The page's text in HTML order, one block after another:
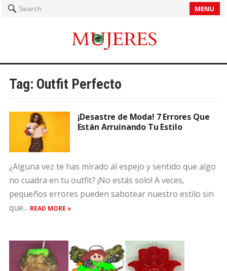
Search MENU
Tag: Outfit Perfecto
¡Desastre de Moda! 7 Errores Que
Están Arruinando Tu Estilo
¿Alguna vez te has mirado al espejo y sentido que algo
no cuadra en tu outfit? ¡No estás solo! A veces,
pequeños errores pueden sabotear nuestro estilo sin
que... READ MORE »